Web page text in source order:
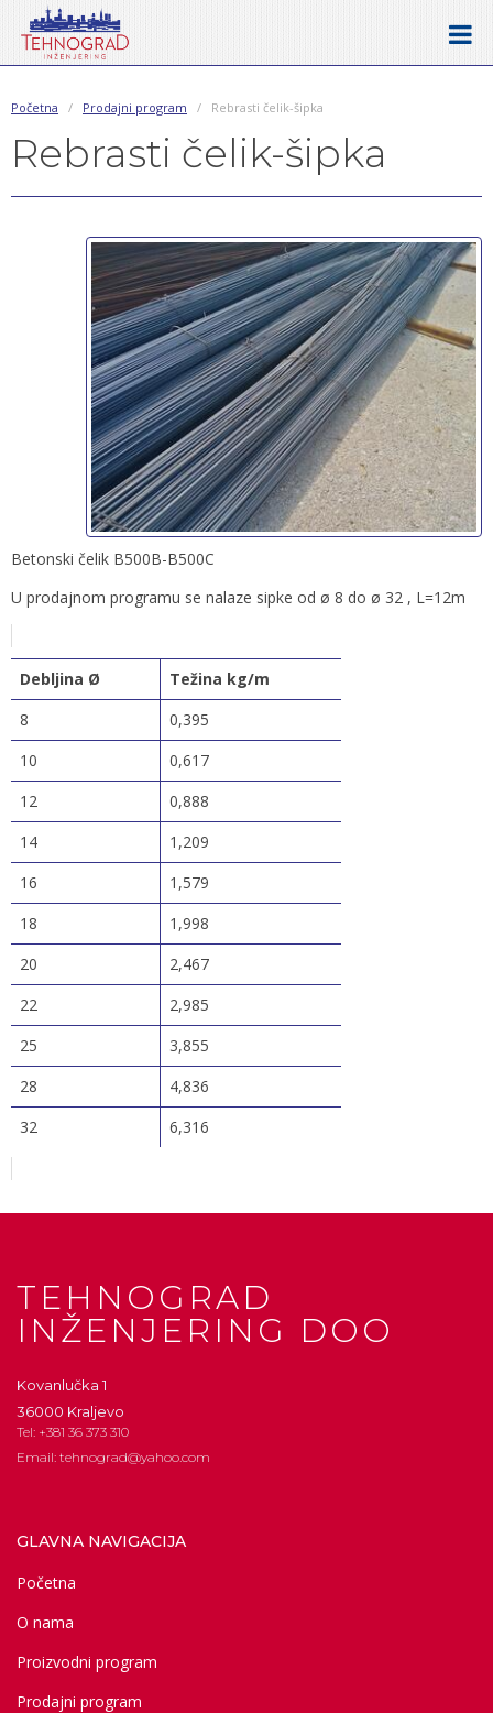
Početna / Prodajni program / Rebrasti čelik-šipka
Rebrasti čelik-šipka
Betonski čelik B500B-B500C
U prodajnom programu se nalaze sipke od ø 8 do ø 32 , L=12m
Debljina Ø
Težina kg/m
8
0,395
10
0,617
12
0,888
14
1,209
16
1,579
18
1,998
20
2,467
22
2,985
25
3,855
28
4,836
32
6,316
TEHNOGRAD
INŽENJERING DOO
Kovanlučka 1
36000 Kraljevo
Tel: +381 36 373 310
Email: tehnograd@yahoo.com
GLAVNA NAVIGACIJA
Početna
O nama
Proizvodni program
Prodajni program